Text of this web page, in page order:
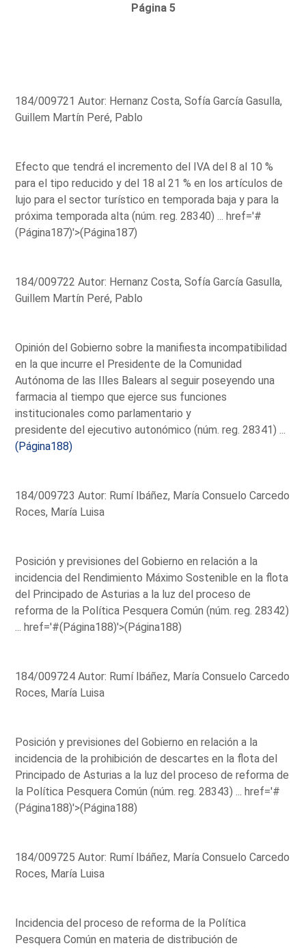
Página 5
184/009721 Autor: Hernanz Costa, Sofía García Gasulla,
Guillem Martín Peré, Pablo
Efecto que tendrá el incremento del IVA del 8 al 10 %
para el tipo reducido y del 18 al 21 % en los artículos de
lujo para el sector turístico en temporada baja y para la
próxima temporada alta (núm. reg. 28340) ...href='#
(Página187)'>(Página187)
184/009722 Autor: Hernanz Costa, Sofía García Gasulla,
Guillem Martín Peré, Pablo
Opinión del Gobierno sobre la manifiesta incompatibilidad
en la que incurre el Presidente de la Comunidad
Autónoma de las Illes Balears al seguir poseyendo una
farmacia al tiempo que ejerce sus funciones
institucionales como parlamentario y
presidente del ejecutivo autonómico (núm. reg. 28341) ...
(Página188)
184/009723 Autor: Rumí Ibáñez, María Consuelo Carcedo
Roces, María Luisa
Posición y previsiones del Gobierno en relación a la
incidencia del Rendimiento Máximo Sostenible en la flota
del Principado de Asturias a la luz del proceso de
reforma de la Política Pesquera Común (núm. reg. 28342)
...href='#(Página188)'>(Página188)
184/009724 Autor: Rumí Ibáñez, María Consuelo Carcedo
Roces, María Luisa
Posición y previsiones del Gobierno en relación a la
incidencia de la prohibición de descartes en la flota del
Principado de Asturias a la luz del proceso de reforma de
la Política Pesquera Común (núm. reg. 28343) ...href='#
(Página188)'>(Página188)
184/009725 Autor: Rumí Ibáñez, María Consuelo Carcedo
Roces, María Luisa
Incidencia del proceso de reforma de la Política
Pesquera Común en materia de distribución de